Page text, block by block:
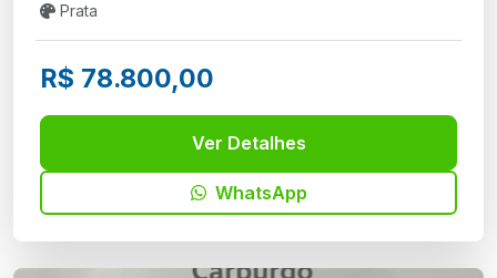
Prata
R$ 78.800,00
Ver Detalhes
WhatsApp